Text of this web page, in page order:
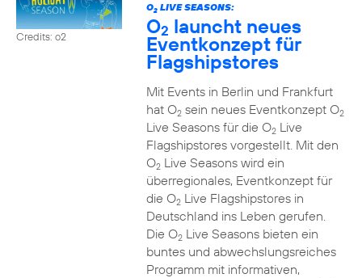
Credits: o2
O2LIVE SEASONS:
O2 launcht neues
Eventkonzept für
Flagshipstores
Mit Events in Berlin und Frankfurt
hat O2sein neues Eventkonzept O2
Live Seasons für die O2Live
Flagshipstores vorgestellt. Mit den
O2Live Seasons wird ein
überregionales, Eventkonzept für
die O2Live Flagshipstores in
Deutschland ins Leben gerufen.
Die O2Live Seasons bieten ein
buntes und abwechslungsreiches
Programm mit informativen,